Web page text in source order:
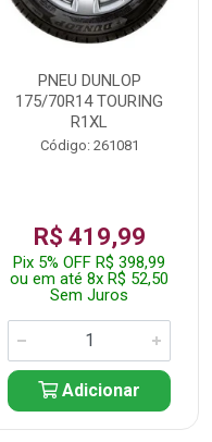
PNEU DUNLOP
175/70R14 TOURING
R1XL
Código: 261081
R$ 419,99
Pix 5% OFF R$ 398,99
ou em até 8x R$ 52,50
Sem Juros
Adicionar